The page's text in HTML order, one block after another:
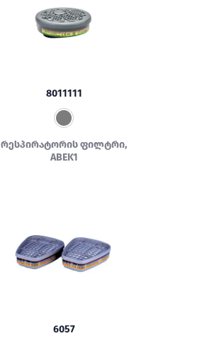
8011111
რესპირატორის ფილტრი,
ABEK1
6057